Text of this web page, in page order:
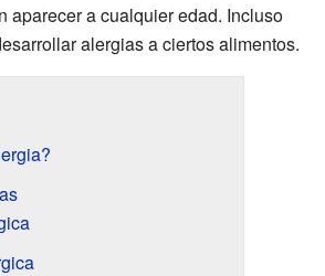
aparecer a cualquier edad. Incluso
alergias a ciertos alimentos.